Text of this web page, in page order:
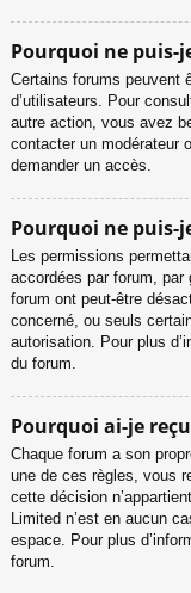
Pourquoi ne puis-
Certains forums peuvent
d’utilisateurs. Pour
autre action, vous avez
contacter un modérateur
demander un accès.
Pourquoi ne puis-
Les permissions
accordées par forum, par
forum ont peut-être
concerné, ou seuls
autorisation. Pour plus
du forum.
Pourquoi ai-je
Chaque forum a son
une de ces règles, vous
cette décision
Limited n’est en aucun
espace. Pour plus
forum.